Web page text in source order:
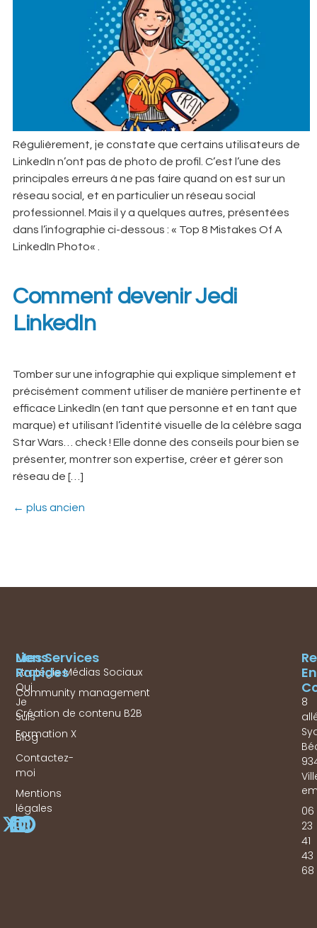
Régulièrement, je constate que certains utilisateurs de
LinkedIn n’ont pas de photo de profil. C’est l’une des
principales erreurs à ne pas faire quand on est sur un
réseau social, et en particulier un réseau social
professionnel. Mais il y a quelques autres, présentées
dans l’infographie ci-dessous : « Top 8 Mistakes Of A
LinkedIn Photo« .
Comment devenir Jedi
LinkedIn
Tomber sur une infographie qui explique simplement et
précisément comment utiliser de manière pertinente et
efficace LinkedIn (en tant que personne et en tant que
marque) et utilisant l’identité visuelle de la célèbre saga
Star Wars… check ! Elle donne des conseils pour bien se
présenter, montrer son expertise, créer et gérer son
réseau de […]
← plus ancien
Mes Services
Stratégie Médias Sociaux
Community management
Création de contenu B2B
Formation X
Liens
Rapides
Qui
Je
Suis
Blog
Contactez-
moi
Mentions
légales
En
8
06
23
41
43
68